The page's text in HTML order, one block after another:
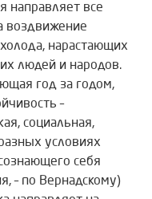
направляет все
воздвижение
нарастающих
людей и народов.
год за годом,
–
социальная,
условиях
себя
– по Вернадскому)